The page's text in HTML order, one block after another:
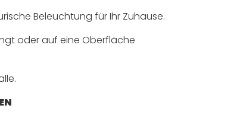
Beleuchtung für Ihr Zuhause.
oder auf eine Oberfläche